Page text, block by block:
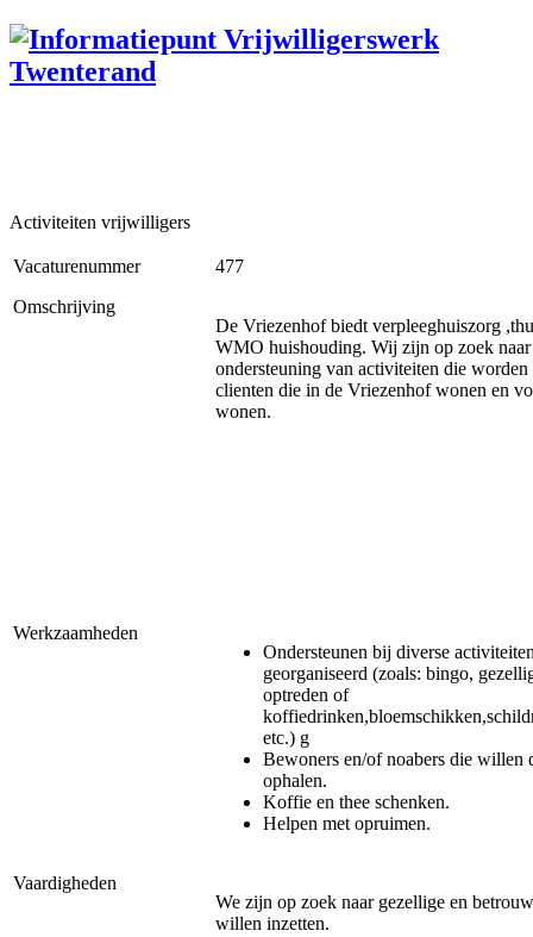
Activiteiten vrijwilligers
Vacaturenummer
477
Omschrijving
De Vriezenhof biedt verpleeghuiszorg
WMO huishouding. Wij zijn op zoek
ondersteuning van activiteiten die
clienten die in de Vriezenhof wonen en
wonen.
Werkzaamheden
Ondersteunen bij diverse
georganiseerd (zoals: bingo,
optreden of
etc.) g
Bewoners en/of noabers die willen
ophalen.
Koffie en thee schenken.
Helpen met opruimen.
Vaardigheden
We zijn op zoek naar gezellige en
willen inzetten.